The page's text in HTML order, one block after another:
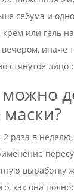
себума и
или гель
иначе
стянутое лицо
можно
раза в
выработку
как она